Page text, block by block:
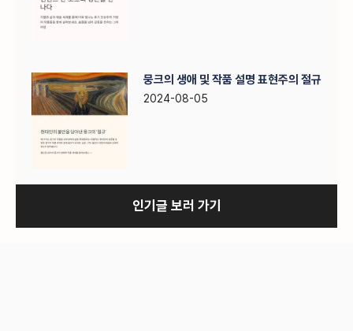
뭉크의 생애 및 작품 설명 표현주의 절규
2024-08-05
인기글 보러 가기